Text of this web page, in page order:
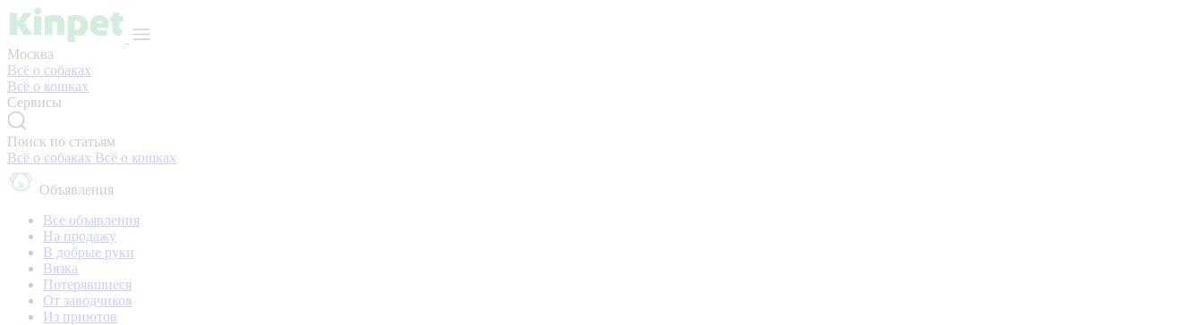
Москва
Всё о собаках
Всё о кошках
Сервисы
Поиск по статьям
Всё о собаках Всё о кошках
Объявления
Все объявления
На продажу
В добрые руки
Вязка
Потерявшиеся
От заводчиков
Из приютов